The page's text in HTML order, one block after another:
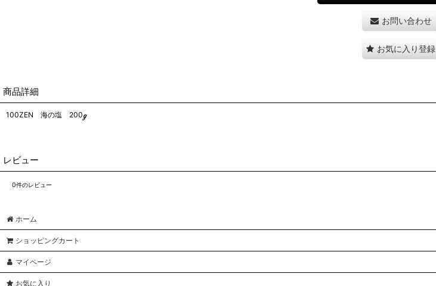
お問い合わせ
お気に入り登録
商品詳細
100ZEN 海の塩 200ℊ
レビュー
0件のレビュー
ホーム
ショッピングカート
マイページ
お気に入り